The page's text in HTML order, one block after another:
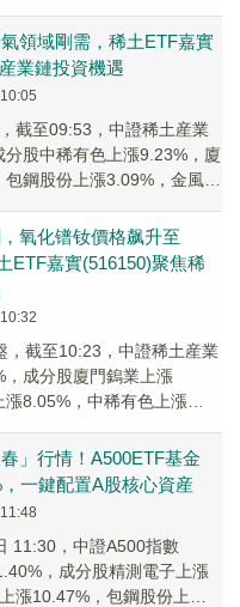
領域剛需，稀土ETF嘉實
業鏈投資機遇
截至09:53，中證稀土産業
股中稀有色上漲9.23%，廈
鋼股份上漲3.09%，金風科
氧化镨钕價格飙升至
ETF嘉實(516150)聚焦稀
，截至10:23，中證稀土産業
成分股廈門鎢業上漲
8.05%，中稀有色上漲
」行情！A500ETF基金
一鍵配置A股核心資産
11:30，中證A500指數
，成分股精測電子上漲
漲10.47%，包鋼股份上漲